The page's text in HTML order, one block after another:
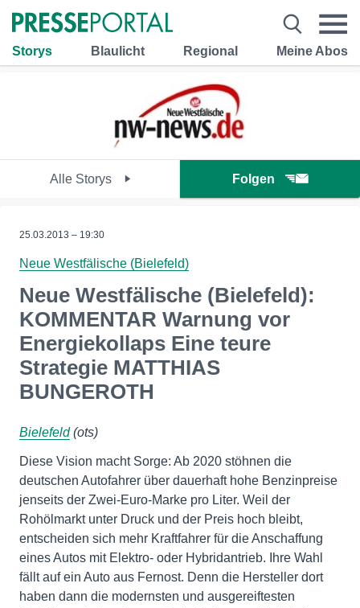
Storys Blaulicht Regional Meine Abos
Alle Storys Folgen
25.03.2013 – 19:30
Neue Westfälische (Bielefeld)
Neue Westfälische (Bielefeld):
KOMMENTAR Warnung vor
Energiekollaps Eine teure
Strategie MATTHIAS
BUNGEROTH
Bielefeld(ots)
Diese Vision macht Sorge: Ab 2020 stöhnen die
deutschen Autofahrer über dauerhaft hohe Benzinpreise
jenseits der Zwei-Euro-Marke pro Liter. Weil der
Rohölmarkt unter Druck und der Preis hoch bleibt,
entscheiden sich mehr Kraftfahrer für die Anschaffung
eines Autos mit Elektro- oder Hybridantrieb. Ihre Wahl
fällt auf ein Auto aus Fernost. Denn die Hersteller dort
haben dann die modernsten und ausgereiftesten